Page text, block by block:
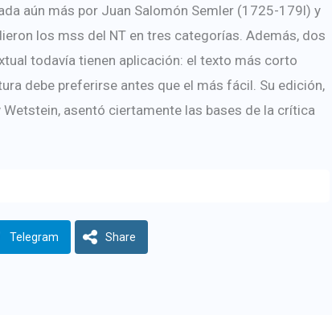
aún más por Juan Salomón Semler (1725-179l) y
los mss del NT en tres categorías. Además, dos
todavía tienen aplicación: el texto más corto
debe preferirse antes que el más fácil. Su edición,
asentó ciertamente las bases de la crítica
Telegram Share